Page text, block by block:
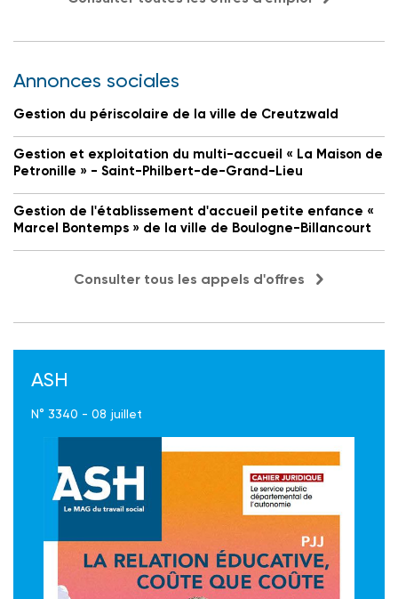
Annonces sociales
Gestion du périscolaire de la ville de Creutzwald
Gestion et exploitation du multi-accueil « La Maison de
Petronille » - Saint-Philbert-de-Grand-Lieu
Gestion de l'établissement d'accueil petite enfance «
Marcel Bontemps » de la ville de Boulogne-Billancourt
Consulter tous les appels d'offres
ASH
N° 3340 - 08 juillet